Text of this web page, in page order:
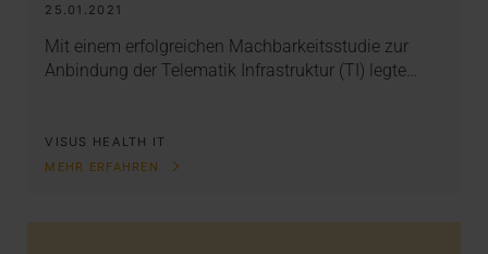
25.01.2021
Mit einem erfolgreichen Machbarkeitsstudie zur
Anbindung der Telematik Infrastruktur (TI) legte…
VISUS HEALTH IT
MEHR ERFAHREN